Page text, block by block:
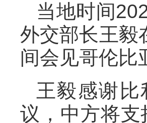
当地时间
外交部长王毅
间会见哥伦比
王毅感谢
议，中方将